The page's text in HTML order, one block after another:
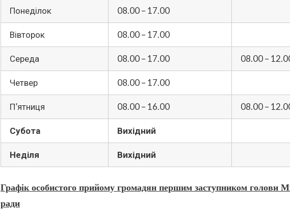
Понеділок 08.00 – 17.00
Вівторок 08.00 – 17.00
Середа 08.00 – 17.00 08.00 –
Четвер 08.00 – 17.00
П’ятниця 08.00 – 16.00 08.00 –
Субота Вихідний
Неділя Вихідний
Графік особистого прийому громадян першим заступником голови
ради